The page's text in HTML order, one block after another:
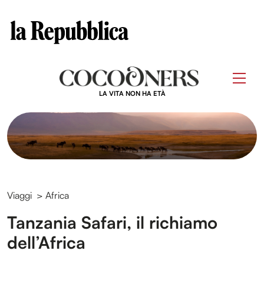
LA VITA NON HA ETÀ
Viaggi > Africa
Tanzania Safari, il richiamo
dell’Africa